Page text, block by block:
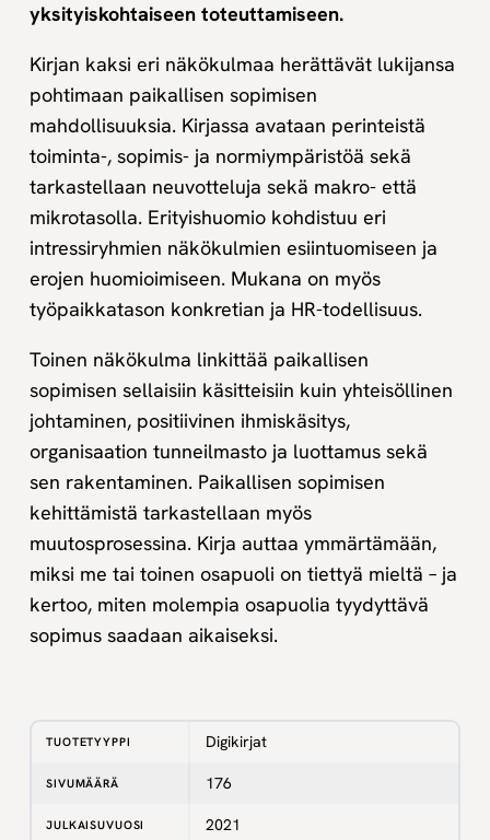
yksityiskohtaiseen toteuttamiseen.
Kirjan kaksi eri näkökulmaa herättävät lukijansa
pohtimaan paikallisen sopimisen
mahdollisuuksia. Kirjassa avataan perinteistä
toiminta-, sopimis- ja normiympäristöä sekä
tarkastellaan neuvotteluja sekä makro- että
mikrotasolla. Erityishuomio kohdistuu eri
intressiryhmien näkökulmien esiintuomiseen ja
erojen huomioimiseen. Mukana on myös
työpaikkatason konkretian ja HR-todellisuus.
Toinen näkökulma linkittää paikallisen
sopimisen sellaisiin käsitteisiin kuin yhteisöllinen
johtaminen, positiivinen ihmiskäsitys,
organisaation tunneilmasto ja luottamus sekä
sen rakentaminen. Paikallisen sopimisen
kehittämistä tarkastellaan myös
muutosprosessina. Kirja auttaa ymmärtämään,
miksi me tai toinen osapuoli on tiettyä mieltä – ja
kertoo, miten molempia osapuolia tyydyttävä
sopimus saadaan aikaiseksi.
TUOTETYYPPI Digikirjat
SIVUMÄÄRÄ 176
JULKAISUVUOSI 2021